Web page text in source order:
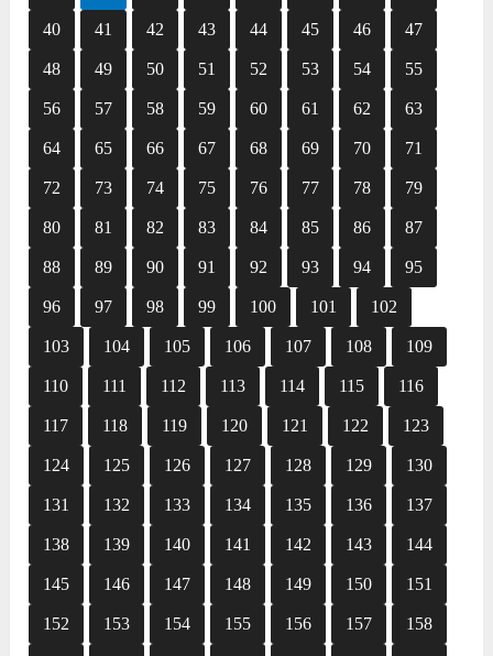
40 41 42 43 44 45 46 47
48 49 50 51 52 53 54 55
56 57 58 59 60 61 62 63
64 65 66 67 68 69 70 71
72 73 74 75 76 77 78 79
80 81 82 83 84 85 86 87
88 89 90 91 92 93 94 95
96 97 98 99 100 101 102
103 104 105 106 107 108 109
110 111 112 113 114 115 116
117 118 119 120 121 122 123
124 125 126 127 128 129 130
131 132 133 134 135 136 137
138 139 140 141 142 143 144
145 146 147 148 149 150 151
152 153 154 155 156 157 158